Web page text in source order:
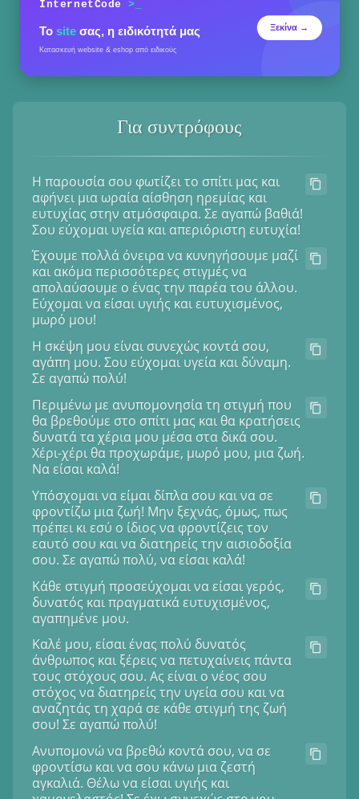
Για συντρόφους
Η παρουσία σου φωτίζει το σπίτι μας και
αφήνει μια ωραία αίσθηση ηρεμίας και
ευτυχίας στην ατμόσφαιρα. Σε αγαπώ βαθιά!
Σου εύχομαι υγεία και απεριόριστη ευτυχία!
Έχουμε πολλά όνειρα να κυνηγήσουμε μαζί
και ακόμα περισσότερες στιγμές να
απολαύσουμε ο ένας την παρέα του άλλου.
Εύχομαι να είσαι υγιής και ευτυχισμένος,
μωρό μου!
Η σκέψη μου είναι συνεχώς κοντά σου,
αγάπη μου. Σου εύχομαι υγεία και δύναμη.
Σε αγαπώ πολύ!
Περιμένω με ανυπομονησία τη στιγμή που
θα βρεθούμε στο σπίτι μας και θα κρατήσεις
δυνατά τα χέρια μου μέσα στα δικά σου.
Χέρι-χέρι θα προχωράμε, μωρό μου, μια ζωή.
Να είσαι καλά!
Υπόσχομαι να είμαι δίπλα σου και να σε
φροντίζω μια ζωή! Μην ξεχνάς, όμως, πως
πρέπει κι εσύ ο ίδιος να φροντίζεις τον
εαυτό σου και να διατηρείς την αισιοδοξία
σου. Σε αγαπώ πολύ, να είσαι καλά!
Κάθε στιγμή προσεύχομαι να είσαι γερός,
δυνατός και πραγματικά ευτυχισμένος,
αγαπημένε μου.
Καλέ μου, είσαι ένας πολύ δυνατός
άνθρωπος και ξέρεις να πετυχαίνεις πάντα
τους στόχους σου. Ας είναι ο νέος σου
στόχος να διατηρείς την υγεία σου και να
αναζητάς τη χαρά σε κάθε στιγμή της ζωή
σου! Σε αγαπώ πολύ!
Ανυπομονώ να βρεθώ κοντά σου, να σε
φροντίσω και να σου κάνω μια ζεστή
αγκαλιά. Θέλω να είσαι υγιής και